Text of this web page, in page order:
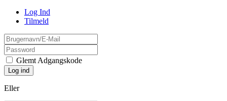
Log Ind
Tilmeld
Glemt Adgangskode
Eller